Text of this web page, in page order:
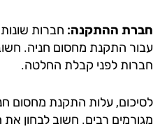
ההתקנה:חברות שונות
התקנת מחסום חניה. חשוב
לפני קבלת החלטה.
עלות התקנת מחסום חניה
רבים. חשוב לבחון את